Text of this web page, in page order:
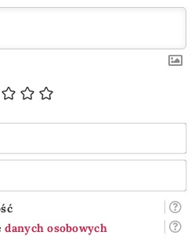
danych osobowych